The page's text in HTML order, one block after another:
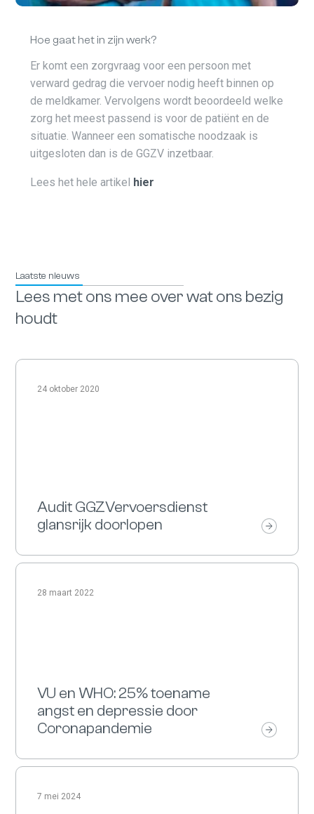
Hoe gaat het in zijn werk?
Er komt een zorgvraag voor een persoon met
verward gedrag die vervoer nodig heeft binnen op
de meldkamer. Vervolgens wordt beoordeeld welke
zorg het meest passend is voor de patiënt en de
situatie. Wanneer een somatische noodzaak is
uitgesloten dan is de GGZV inzetbaar.
Lees het hele artikel hier
Laatste nieuws
Lees met ons mee over wat ons bezig
houdt
24 oktober 2020
Audit GGZVervoersdienst
glansrijk doorlopen
28 maart 2022
VU en WHO: 25% toename
angst en depressie door
Coronapandemie
7 mei 2024